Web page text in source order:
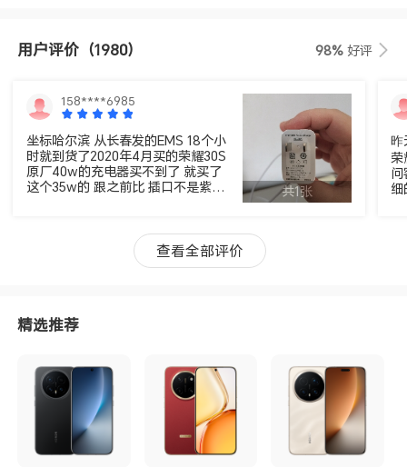
用户评价 （1980） 98% 好评
158****6985
坐标哈尔滨 从长春发的EMS 18个小
时就到货了2020年4月买的荣耀30S
原厂40w的充电器买不到了 就买了
这个35w的 跟之前比 插口不是紫色
未见异常 原厂正品放心可用，满意
共1张
昨
荣
问
细
查看全部评价
精选推荐